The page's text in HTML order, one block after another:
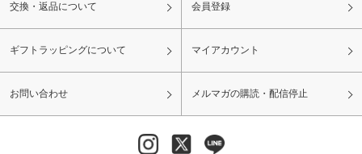
交換・返品について 会員登録
ギフトラッピングについて マイアカウント
お問い合わせ メルマガの購読・配信停止